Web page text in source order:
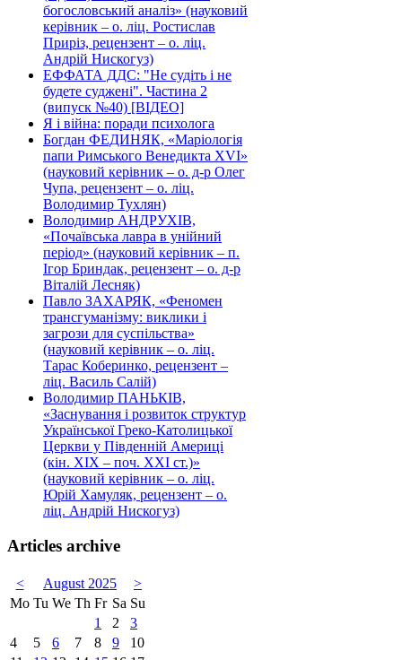
богословський аналіз» (науковий
керівник – о. ліц. Ростислав
Приріз, рецензент – о. ліц.
Андрій Нискогуз)
ЕФФАТА ДДС: "Не судіть і не
будете суджені". Частина 2
(випуск №40) [ВІДЕО]
Я і війна: поради психолога
Богдан ФЕДИНЯК, «Маріологія
папи Римського Венедикта XVI»
(науковий керівник – о. д-р Олег
Чупа, рецензент – о. ліц.
Володимир Тухлян)
Володимир АНДРУХІВ,
«Почаївська лавра в унійний
період» (науковий керівник – п.
Ігор Бриндак, рецензент – о. д-р
Віталій Лесняк)
Павло ЗАХАРЯК, «Феномен
трансгуманізму: виклики і
загрози для суспільства»
(науковий керівник – о. ліц.
Тарас Коберинко, рецензент –
ліц. Василь Салій)
Володимир ПАНЬКІВ,
«Заснування і розвиток структур
Української Греко-Католицької
Церкви у Південній Америці
(кін. ХІХ – поч. ХХІ ст.)»
(науковий керівник – о. ліц.
Юрій Хамуляк, рецензент – о.
ліц. Андрій Нискогуз)
Articles archive
< August 2025
>
Mo Tu We Th Fr Sa Su
1
2
3
4
5 6 7 8 9
10